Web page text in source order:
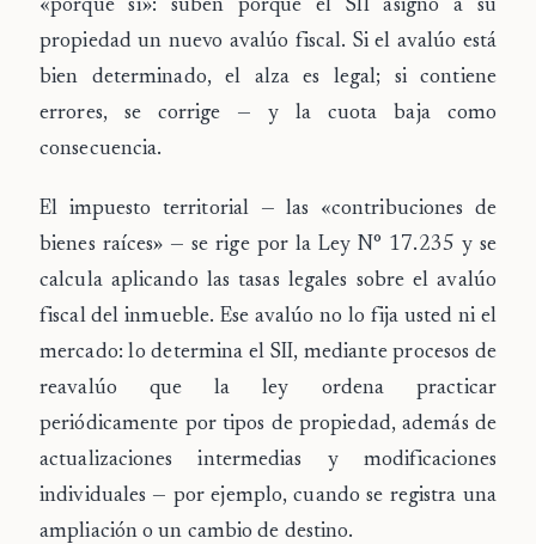
«porque sí»: suben porque el SII asignó a su
propiedad un nuevo avalúo fiscal. Si el avalúo está
bien determinado, el alza es legal; si contiene
errores, se corrige — y la cuota baja como
consecuencia.
El impuesto territorial — las «contribuciones de
bienes raíces» — se rige por la Ley N° 17.235 y se
calcula aplicando las tasas legales sobre elavalúo
fiscaldel inmueble. Ese avalúo no lo fija usted ni el
mercado: lo determina el SII, mediante procesos de
reavalúo que la ley ordena practicar
periódicamente por tipos de propiedad, además de
actualizaciones intermedias y modificaciones
individuales — por ejemplo, cuando se registra una
ampliación o un cambio de destino.